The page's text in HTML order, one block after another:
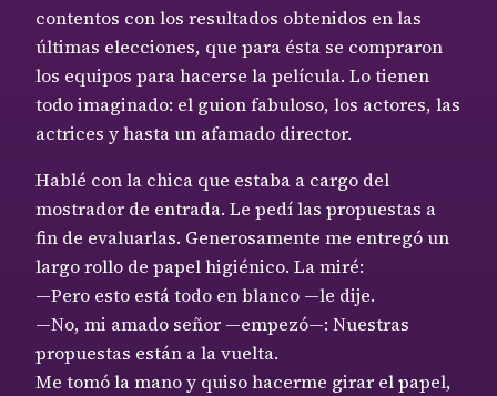
contentos con los resultados obtenidos en las
últimas elecciones, que para ésta se compraron
los equipos para hacerse la película. Lo tienen
todo imaginado: el guion fabuloso, los actores, las
actrices y hasta un afamado director.
Hablé con la chica que estaba a cargo del
mostrador de entrada. Le pedí las propuestas a
fin de evaluarlas. Generosamente me entregó un
largo rollo de papel higiénico. La miré:
—Pero esto está todo en blanco —le dije.
—No, mi amado señor —empezó—: Nuestras
propuestas están a la vuelta.
Me tomó la mano y quiso hacerme girar el papel,